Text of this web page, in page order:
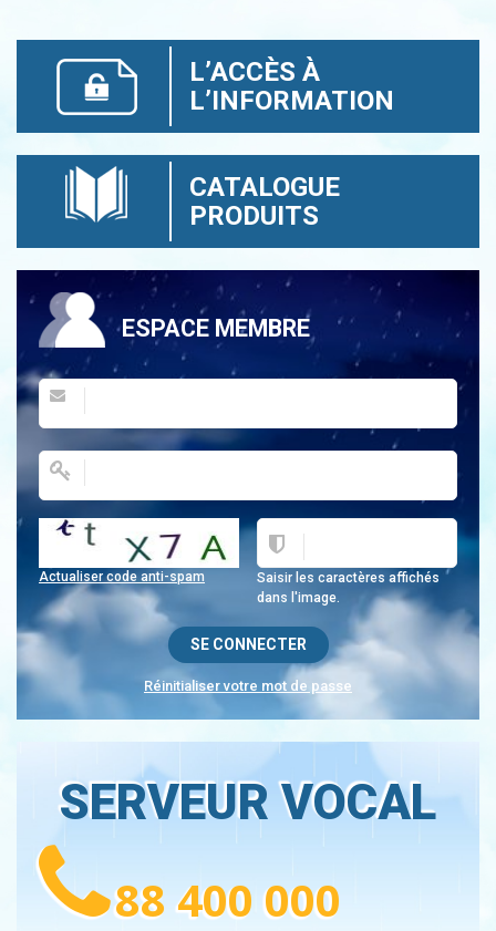
L’ACCÈS À
L’INFORMATION
CATALOGUE
PRODUITS
ESPACE MEMBRE
Saisir les caractères affichés
dans l'image.
Actualiser code anti-spam
Réinitialiser votre mot de passe
SERVEUR VOCAL
88 400 000